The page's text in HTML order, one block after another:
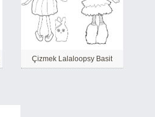
Çizmek Lalaloopsy Basit